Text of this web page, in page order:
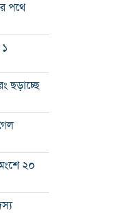
পথে
ছড়াচ্ছে
২০